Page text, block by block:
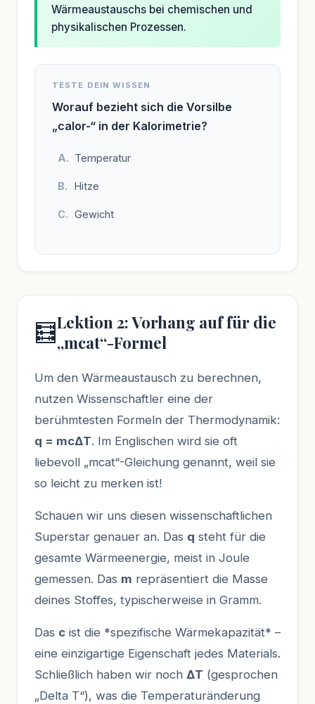
Wärmeaustauschs bei chemischen und
physikalischen Prozessen.
TESTE DEIN WISSEN
Worauf bezieht sich die Vorsilbe
„calor-“ in der Kalorimetrie?
Temperatur
Hitze
Gewicht
🧮Lektion 2: Vorhang auf für die
„mcat“-Formel
Um den Wärmeaustausch zu berechnen,
nutzen Wissenschaftler eine der
berühmtesten Formeln der Thermodynamik:
q = mcΔT. Im Englischen wird sie oft
liebevoll „mcat“-Gleichung genannt, weil sie
so leicht zu merken ist!
Schauen wir uns diesen wissenschaftlichen
Superstar genauer an. Das q steht für die
gesamte Wärmeenergie, meist in Joule
gemessen. Das m repräsentiert die Masse
deines Stoffes, typischerweise in Gramm.
Das c ist die *spezifische Wärmekapazität* –
eine einzigartige Eigenschaft jedes Materials.
Schließlich haben wir noch ΔT (gesprochen
„Delta T“), was die Temperaturänderung